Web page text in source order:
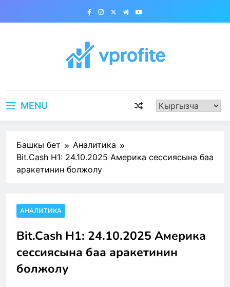
MENU
Башкы бет
Аналитика
Bit.Cash H1: 24.10.2025 Америка сессиясына баа
аракетинин болжолу
АНАЛИТИКА
Bit.Cash H1: 24.10.2025 Америка
сессиясына баа аракетинин
болжолу